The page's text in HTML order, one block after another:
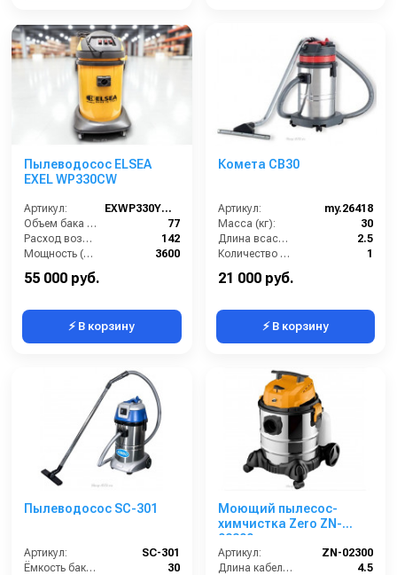
Пылеводосос ELSEA
EXEL WP330CW
Артикул:
EXWP330YCW2
Объем бака (л):
77
Расход воздуха (л/сек):
142
Мощность (Вт):
3600
Напряжение (В):
55 000 руб.
⚡ В корзину
Комета CB30
Артикул:
my.26418
Масса (кг):
30
Длина всасывающего шланга (м):
2.5
Количество турбин (шт):
1
Емкость бака для мусора (л):
21 000 руб.
⚡ В корзину
Пылеводосос SC-301
Артикул:
SC-301
Ёмкость бака (л):
30
Моющий пылесос-
химчистка Zero ZN-
02300
Артикул:
ZN-02300
Длина кабеля (м):
4.5